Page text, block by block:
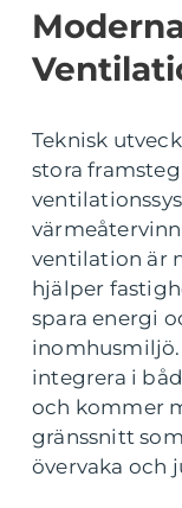
Teknisk
stora
ventilation är
hjälper
spara energi
inomhusmiljö.
integrera i
och kommer
gränssnitt
övervaka och